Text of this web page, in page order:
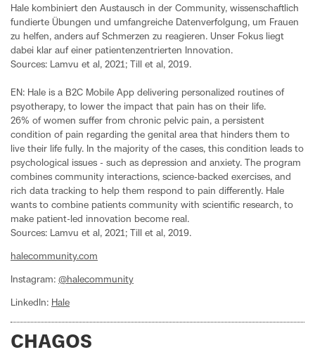
Hale kombiniert den Austausch in der Community, wissenschaftlich
fundierte Übungen und umfangreiche Datenverfolgung, um Frauen
zu helfen, anders auf Schmerzen zu reagieren. Unser Fokus liegt
dabei klar auf einer patientenzentrierten Innovation.
Sources: Lamvu et al, 2021; Till et al, 2019.
EN: Hale is a B2C Mobile App delivering personalized routines of
psyotherapy, to lower the impact that pain has on their life.
26% of women suffer from chronic pelvic pain, a persistent
condition of pain regarding the genital area that hinders them to
live their life fully. In the majority of the cases, this condition leads to
psychological issues - such as depression and anxiety. The program
combines community interactions, science-backed exercises, and
rich data tracking to help them respond to pain differently. Hale
wants to combine patients community with scientific research, to
make patient-led innovation become real.
Sources: Lamvu et al, 2021; Till et al, 2019.
halecommunity.com
Instagram: @halecommunity
LinkedIn: Hale
CHAGOS